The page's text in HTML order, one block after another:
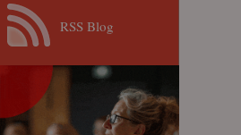
RSS Blog